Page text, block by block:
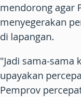
mendorong agar
menyegerakan
di lapangan.
"Jadi sama-sama
upayakan
Pemprov